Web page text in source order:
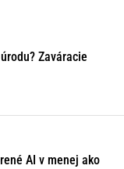
Zaváracie
AI v menej ako